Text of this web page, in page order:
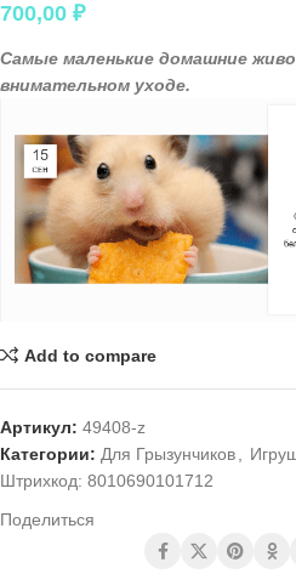
700,00 ₽
Самые маленькие домашние
внимательном уходе.
Add to compare
Артикул: 49408-z
Категории: Для Грызунчиков,
Штрихкод: 8010690101712
Поделиться